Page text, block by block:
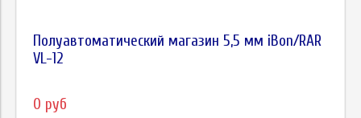
Полуавтоматический магазин 5,5 мм iBon/RAR
VL-12
0 руб